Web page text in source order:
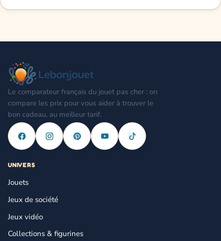
Le comparateur français du jouet pas cher : on
compare les prix pour vous aider à trouver le
bon cadeau, au meilleur tarif.
UNIVERS
Jouets
Jeux de société
Jeux vidéo
Collections & figurines